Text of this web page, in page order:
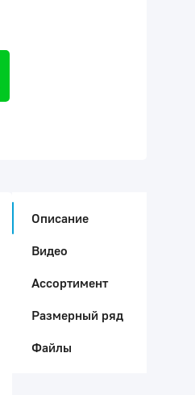
Описание
Видео
Ассортимент
Размерный ряд
Файлы